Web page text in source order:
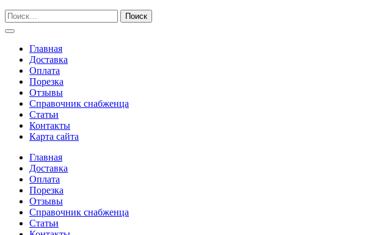
Главная
Доставка
Оплата
Порезка
Отзывы
Справочник снабженца
Статьи
Контакты
Карта сайта
Главная
Доставка
Оплата
Порезка
Отзывы
Справочник снабженца
Статьи